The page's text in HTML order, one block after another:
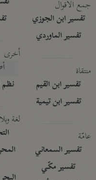
جمع الأقوال
تفسير ابن الجوزي
تفسير الماوردي
منتقاة
تفسير ابن القيم
تفسير ابن تيمية
عامّة
تفسير السمعاني
تفسير مكّي
أخرى
نظم
لغة